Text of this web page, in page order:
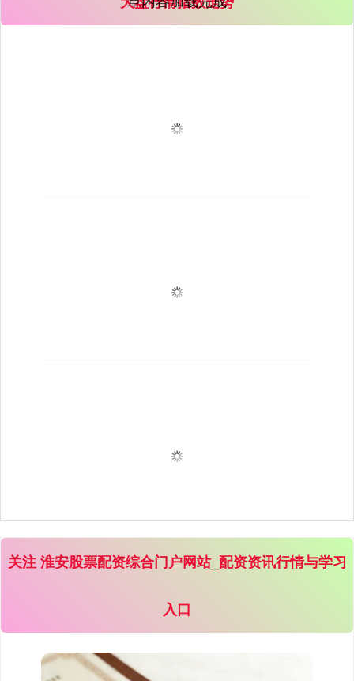
关注 淮安股票配资综合门户网站_配资资讯行情与学习
入口